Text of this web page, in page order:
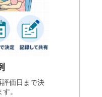
価日まで決
。